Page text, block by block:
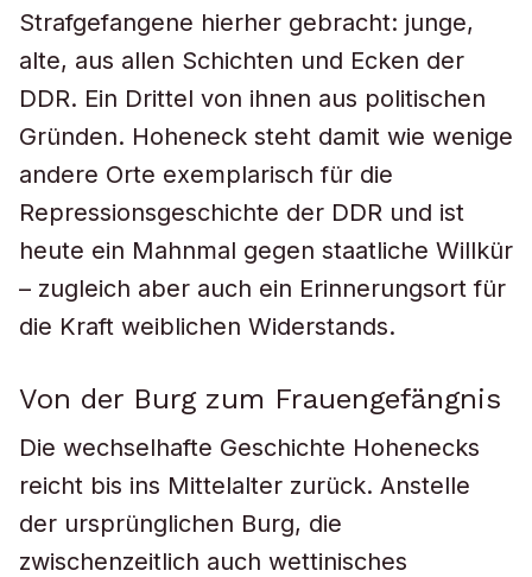
Strafgefangene hierher gebracht: junge,
alte, aus allen Schichten und Ecken der
DDR. Ein Drittel von ihnen aus politischen
Gründen. Hoheneck steht damit wie wenige
andere Orte exemplarisch für die
Repressionsgeschichte der DDR und ist
heute ein Mahnmal gegen staatliche Willkür
– zugleich aber auch ein Erinnerungsort für
die Kraft weiblichen Widerstands.
Von der Burg zum Frauengefängnis
Die wechselhafte Geschichte Hohenecks
reicht bis ins Mittelalter zurück. Anstelle
der ursprünglichen Burg, die
zwischenzeitlich auch wettinisches